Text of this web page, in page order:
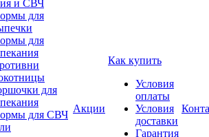
и СВЧ
для
для
для
для СВЧ
Акции
Как купить
Условия
оплаты
Условия
доставки
Гарантия